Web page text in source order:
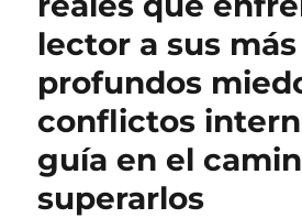
lector a sus más
profundos
conflictos
guía en el
superarlos